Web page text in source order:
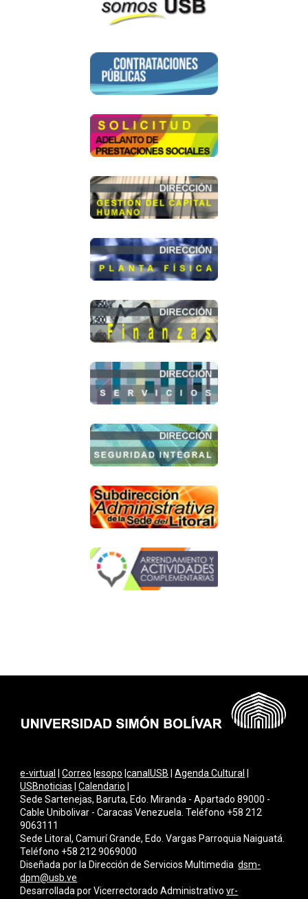
e-virtual |Correo |esopo |canalUSB |Agenda Cultural
USBnoticias |Calendario
Sede Sartenejas, Baruta, Edo. Miranda - Apartado 89000 -
Cable Unibolivar - Caracas Venezuela. Teléfono +58 212
9063111
Sede Litoral, Camurí Grande, Edo. Vargas Parroquia Naiguatá.
Teléfono +58 212 9069000
Diseñada por la Dirección de Servicios Multimediadsm-
dpm@usb.ve
Desarrollada porVicerrectorado Administrativovr-